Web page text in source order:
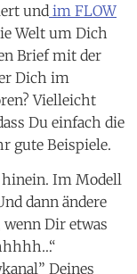
und im FLOW
Welt um Dich
Brief mit der
Dich im
Vielleicht
Du einfach die
gute Beispiele.
hinein. Im Modell
dann ändere
wenn Dir etwas
Deines